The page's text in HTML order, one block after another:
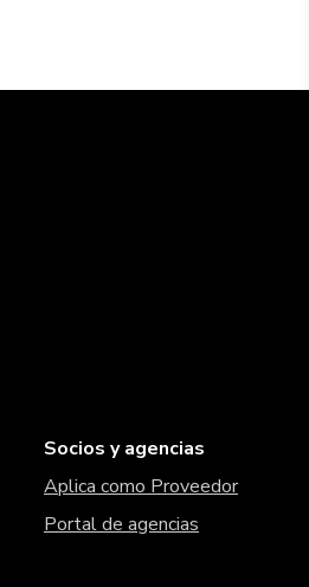
Socios y agencias
Aplica como Proveedor
Portal de agencias